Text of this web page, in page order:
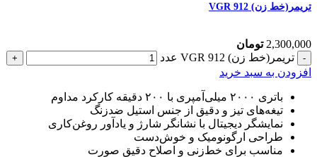
تریمر(خط زن) VGR 912
2,300,000 تومان
تریمر(خط زن) VGR 912 عدد
افزودن به سبد خرید
باتری ۲۰۰۰ میلی‌آمپری با ۲۰۰ دقیقه کارکرد مداوم
تیغه‌های تیز و دقیق از جنس استیل ضدزنگ
نمایشگر دیجیتال با نشانگر شارژ و یادآور روغن‌کاری
طراحی ارگونومیک و خوش‌دست
مناسب برای خط‌زنی و اصلاح دقیق صورت